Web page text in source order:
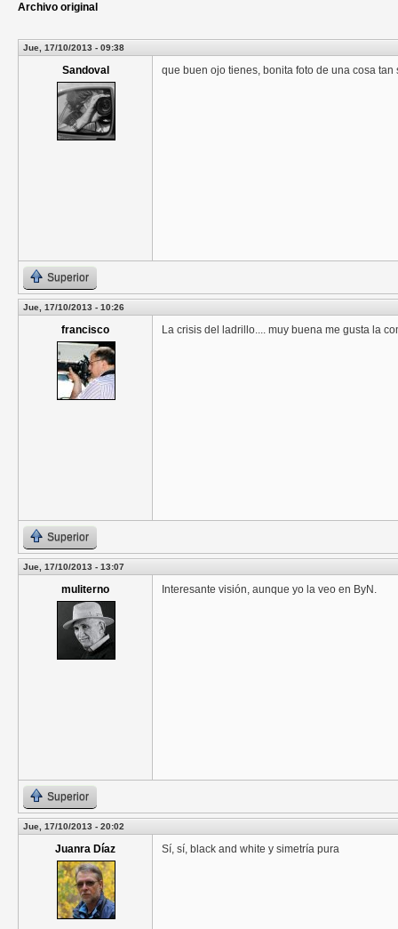
Archivo original
Jue, 17/10/2013 - 09:38
Sandoval que buen ojo tienes, bonita foto de una cosa tan
Superior
Jue, 17/10/2013 - 10:26
francisco La crisis del ladrillo.... muy buena me gusta la
Superior
Jue, 17/10/2013 - 13:07
muliterno Interesante visión, aunque yo la veo en ByN.
Superior
Jue, 17/10/2013 - 20:02
Juanra Díaz Sí, sí, black and white y simetría pura